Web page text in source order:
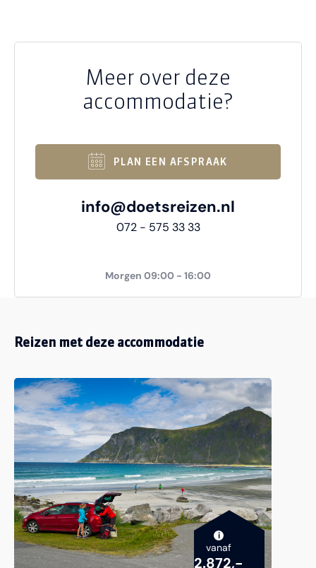
Meer over deze
accommodatie?
PLAN EEN AFSPRAAK
info@doetsreizen.nl
072 - 575 33 33
Morgen 09:00 - 16:00
Reizen met deze accommodatie
i
vanaf
2.872,-